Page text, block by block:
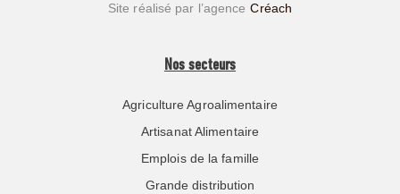
Site réalisé par l’agence Créach
Nos secteurs
Agriculture Agroalimentaire
Artisanat Alimentaire
Emplois de la famille
Grande distribution